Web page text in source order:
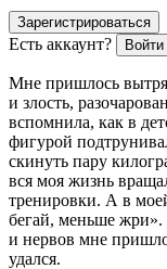
Зарегистрироваться
Есть аккаунт? Войти
Мне пришлось
и злость,
вспомнила, как в
фигурой
скинуть пару
вся моя жизнь
тренировки. А в
бегай, меньше жри».
и нервов мне
удался.